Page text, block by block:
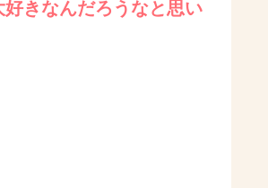
きなんだろうなと思い